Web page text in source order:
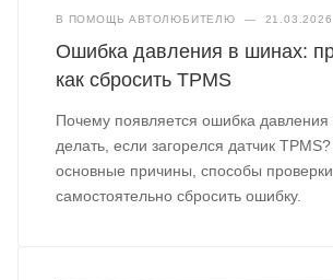
В ПОМОЩЬ АВТОЛЮБИТЕЛЮ — 21.03.2026
Ошибка давления в шинах:
как сбросить TPMS
Почему появляется ошибка давления
делать, если загорелся датчик
основные причины, способы проверки
самостоятельно сбросить ошибку.